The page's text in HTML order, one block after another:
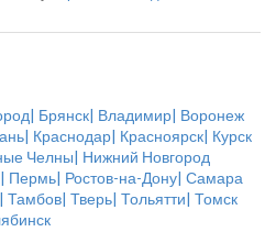
| Брянск| Владимир| Воронеж
| Краснодар| Красноярск| Курск
Челны| Нижний Новгород
| Пермь| Ростов-на-Дону| Самара
| Тамбов| Тверь| Тольятти| Томск